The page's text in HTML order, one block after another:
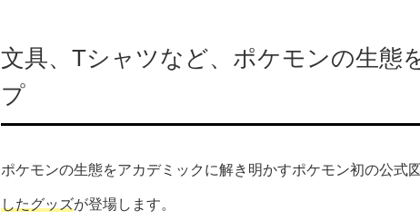
文具、Tシャツなど、ポケモンの生態
プ
ポケモンの生態をアカデミックに解き明かすポケモン初の公式
したグッズが登場します。